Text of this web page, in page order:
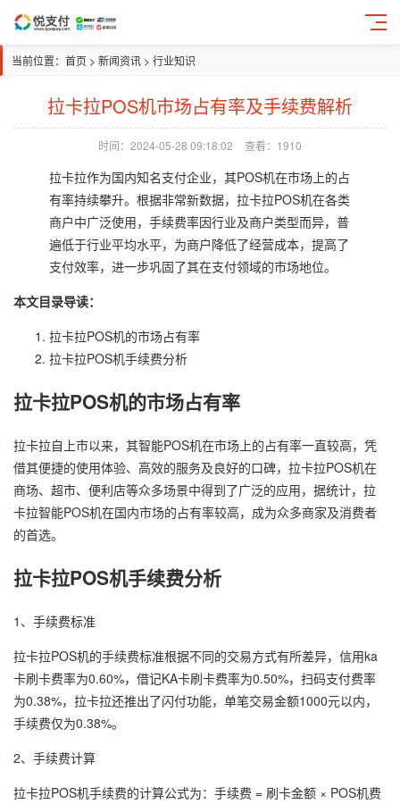
当前位置： 首页 > 新闻资讯 > 行业知识
拉卡拉POS机市场占有率及手续费解析
时间：2024-05-28 09:18:02 查看：1910
拉卡拉作为国内知名支付企业，其POS机在市场上的占
有率持续攀升。根据非常新数据，拉卡拉POS机在各类
商户中广泛使用，手续费率因行业及商户类型而异，普
遍低于行业平均水平，为商户降低了经营成本，提高了
支付效率，进一步巩固了其在支付领域的市场地位。
本文目录导读：
拉卡拉POS机的市场占有率
拉卡拉POS机手续费分析
拉卡拉POS机的市场占有率
拉卡拉自上市以来，其智能POS机在市场上的占有率一直较高，凭
借其便捷的使用体验、高效的服务及良好的口碑，拉卡拉POS机在
商场、超市、便利店等众多场景中得到了广泛的应用，据统计，拉
卡拉智能POS机在国内市场的占有率较高，成为众多商家及消费者
的首选。
拉卡拉POS机手续费分析
1、手续费标准
拉卡拉POS机的手续费标准根据不同的交易方式有所差异，信用ka
卡刷卡费率为0.60%，借记KA卡刷卡费率为0.50%，扫码支付费率
为0.38%，拉卡拉还推出了闪付功能，单笔交易金额1000元以内，
手续费仅为0.38%。
2、手续费计算
拉卡拉POS机手续费的计算公式为：手续费 = 刷卡金额 × POS机费